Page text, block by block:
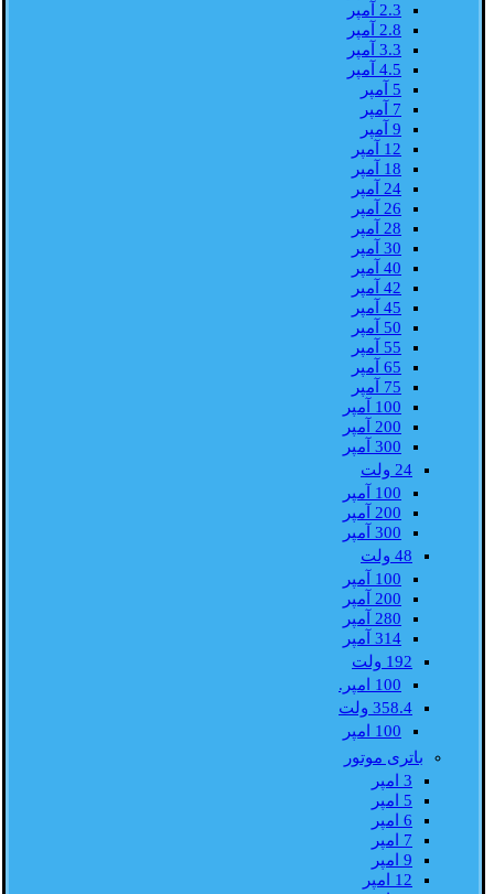
2.3 آمپر
2.8 آمپر
3.3 آمپر
4.5 آمپر
5 آمپر
7 آمپر
9 آمپر
12 آمپر
18 آمپر
24 آمپر
26 آمپر
28 آمپر
30 آمپر
40 آمپر
42 آمپر
45 آمپر
50 آمپر
55 آمپر
65 آمپر
75 آمپر
100 آمپر
200 آمپر
300 آمپر
24 ولت
100 آمپر
200 آمپر
300 آمپر
48 ولت
100 آمپر
200 آمپر
280 آمپر
314 آمپر
192 ولت
100 امپر.
358.4 ولت
100 امپر
باتری موتور
3 امپر
5 امپر
6 امپر
7 امپر
9 امپر
12 امپر